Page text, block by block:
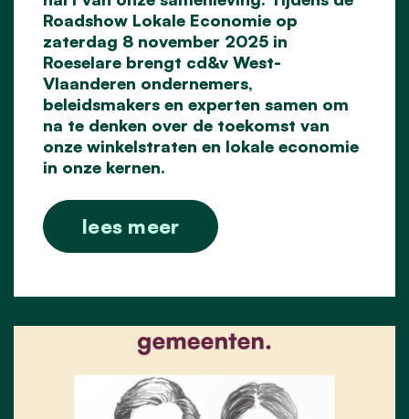
Roadshow Lokale Economie op
zaterdag 8 november 2025 in
Roeselare brengt cd&v West-
Vlaanderen ondernemers,
beleidsmakers en experten samen om
na te denken over de toekomst van
onze winkelstraten en lokale economie
in onze kernen.
lees meer